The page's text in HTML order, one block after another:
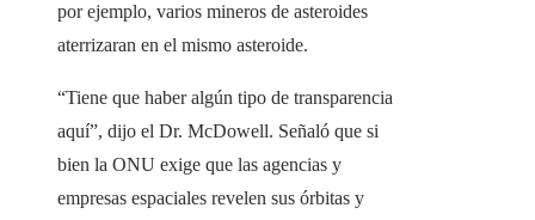
por ejemplo, varios mineros de asteroides
aterrizaran en el mismo asteroide.
“Tiene que haber algún tipo de transparencia
aquí”, dijo el Dr. McDowell. Señaló que si
bien la ONU exige que las agencias y
empresas espaciales revelen sus órbitas y